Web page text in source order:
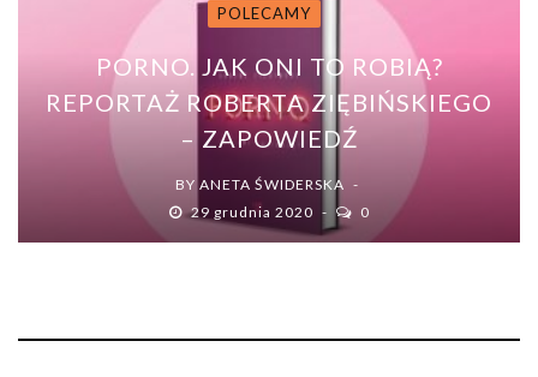
POLECAMY
PORNO. JAK ONI TO ROBIĄ?
REPORTAŻ ROBERTA ZIĘBIŃSKIEGO
– ZAPOWIEDŹ
BY ANETA ŚWIDERSKA
29 grudnia 2020
0